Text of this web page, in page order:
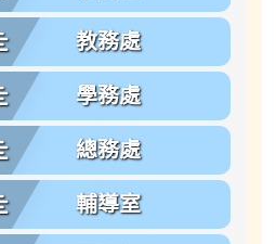
教務處
學務處
總務處
輔導室